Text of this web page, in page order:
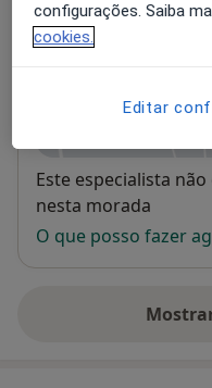
Hospital CUF
Rua Mário Botas,
Disponibilidade
Este especialista
nesta morada
O que posso fazer
configurações. Saiba
cookies.
Editar